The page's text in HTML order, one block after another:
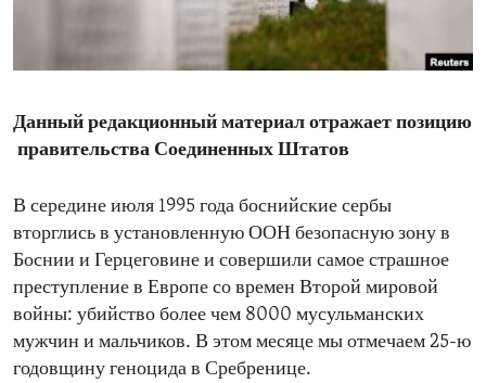
ENVIRONMENT AND HEALTH
Данный редакционный материал отражает позицию
правительства Соединенных Штатов
В середине июля 1995 года боснийские сербы
вторглись в установленную ООН безопасную зону в
Боснии и Герцеговине и совершили самое страшное
преступление в Европе со времен Второй мировой
войны: убийство более чем 8000 мусульманских
мужчин и мальчиков. В этом месяце мы отмечаем 25-ю
годовщину геноцида в Сребренице.